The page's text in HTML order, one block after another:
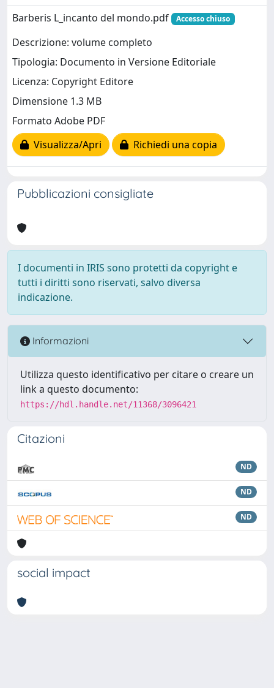
Barberis L_incanto del mondo.pdf
Accesso chiuso
Descrizione: volume completo
Tipologia: Documento in Versione Editoriale
Licenza: Copyright Editore
Dimensione 1.3 MB
Formato Adobe PDF
Visualizza/Apri
Richiedi una copia
Pubblicazioni consigliate
I documenti in IRIS sono protetti da copyright e
tutti i diritti sono riservati, salvo diversa
indicazione.
Informazioni
Utilizza questo identificativo per citare o creare un
link a questo documento:
https://hdl.handle.net/11368/3096421
Citazioni
ND
ND
ND
social impact